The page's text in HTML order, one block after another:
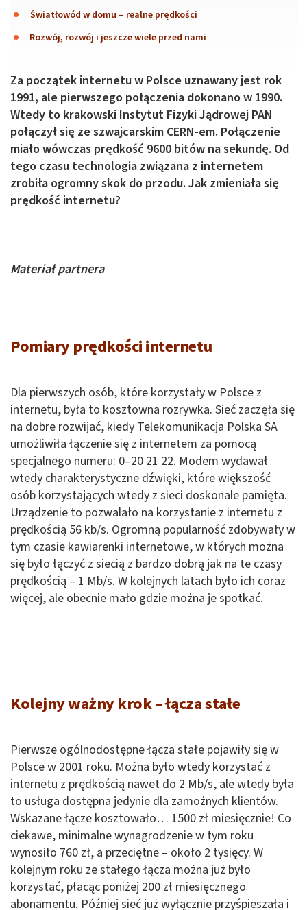
Światłowód w domu – realne prędkości
Rozwój, rozwój i jeszcze wiele przed nami
Za początek internetu w Polsce uznawany jest rok
1991, ale pierwszego połączenia dokonano w 1990.
Wtedy to krakowski Instytut Fizyki Jądrowej PAN
połączył się ze szwajcarskim CERN-em. Połączenie
miało wówczas prędkość 9600 bitów na sekundę. Od
tego czasu technologia związana z internetem
zrobiła ogromny skok do przodu. Jak zmieniała się
prędkość internetu?
Materiał partnera
Pomiary prędkości internetu
Dla pierwszych osób, które korzystały w Polsce z
internetu, była to kosztowna rozrywka. Sieć zaczęła się
na dobre rozwijać, kiedy Telekomunikacja Polska SA
umożliwiła łączenie się z internetem za pomocą
specjalnego numeru: 0–20 21 22. Modem wydawał
wtedy charakterystyczne dźwięki, które większość
osób korzystających wtedy z sieci doskonale pamięta.
Urządzenie to pozwalało na korzystanie z internetu z
prędkością 56 kb/s. Ogromną popularność zdobywały w
tym czasie kawiarenki internetowe, w których można
się było łączyć z siecią z bardzo dobrą jak na te czasy
prędkością – 1 Mb/s. W kolejnych latach było ich coraz
więcej, ale obecnie mało gdzie można je spotkać.
Kolejny ważny krok – łącza stałe
Pierwsze ogólnodostępne łącza stałe pojawiły się w
Polsce w 2001 roku. Można było wtedy korzystać z
internetu z prędkością nawet do 2 Mb/s, ale wtedy była
to usługa dostępna jedynie dla zamożnych klientów.
Wskazane łącze kosztowało… 1500 zł miesięcznie! Co
ciekawe, minimalne wynagrodzenie w tym roku
wynosiło 760 zł, a przeciętne – około 2 tysięcy. W
kolejnym roku ze stałego łącza można już było
korzystać, płacąc poniżej 200 zł miesięcznego
abonamentu. Później sieć już wyłącznie przyśpieszała i